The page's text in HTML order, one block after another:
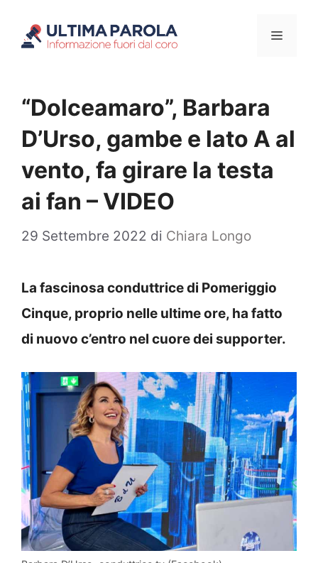
Menu
“Dolceamaro”, Barbara
D’Urso, gambe e lato A al
vento, fa girare la testa
ai fan – VIDEO
29 Settembre 2022 di Chiara Longo
La fascinosa conduttrice di Pomeriggio
Cinque, proprio nelle ultime ore, ha fatto
di nuovo c’entro nel cuore dei supporter.